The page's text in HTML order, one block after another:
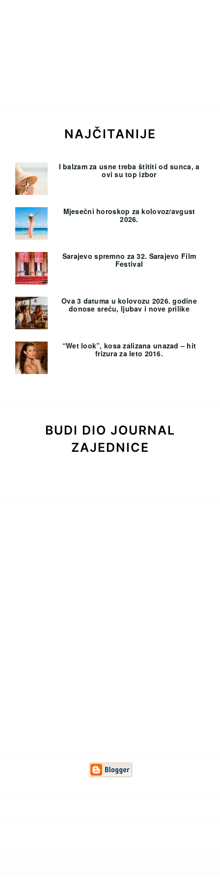
NAJČITANIJE
I balzam za usne treba štititi od sunca, a
ovi su top izbor
Mjesečni horoskop za kolovoz/avgust
2026.
Sarajevo spremno za 32. Sarajevo Film
Festival
Ova 3 datuma u kolovozu 2026. godine
donose sreću, ljubav i nove prilike
“Wet look”, kosa zalizana unazad – hit
frizura za leto 2016.
BUDI DIO JOURNAL
ZAJEDNICE